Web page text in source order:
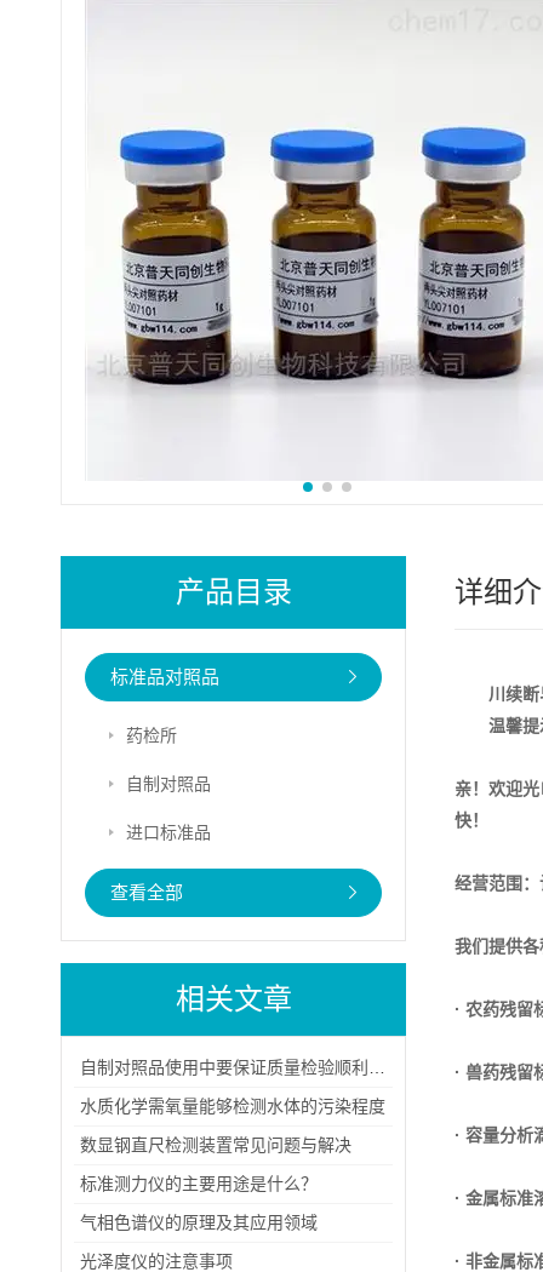
产品目录
标准品对照品
药检所
自制对照品
进口标准品
查看全部
相关文章
水质化学需氧量能够检测水体的污染程度
数显钢直尺检测装置常见问题与解决
标准测力仪的主要用途是什么？
气相色谱仪的原理及其应用领域
光泽度仪的注意事项
详细
川续
温馨提
亲！欢迎
快！
经营范围
我们提供
· 农药残留
· 兽药残留
· 容量分析
· 金属标准
· 非金属标